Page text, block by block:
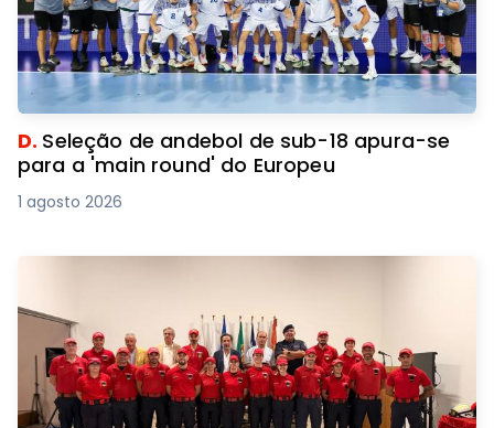
D. Seleção de andebol de sub-18 apura-se
para a 'main round' do Europeu
1 agosto 2026